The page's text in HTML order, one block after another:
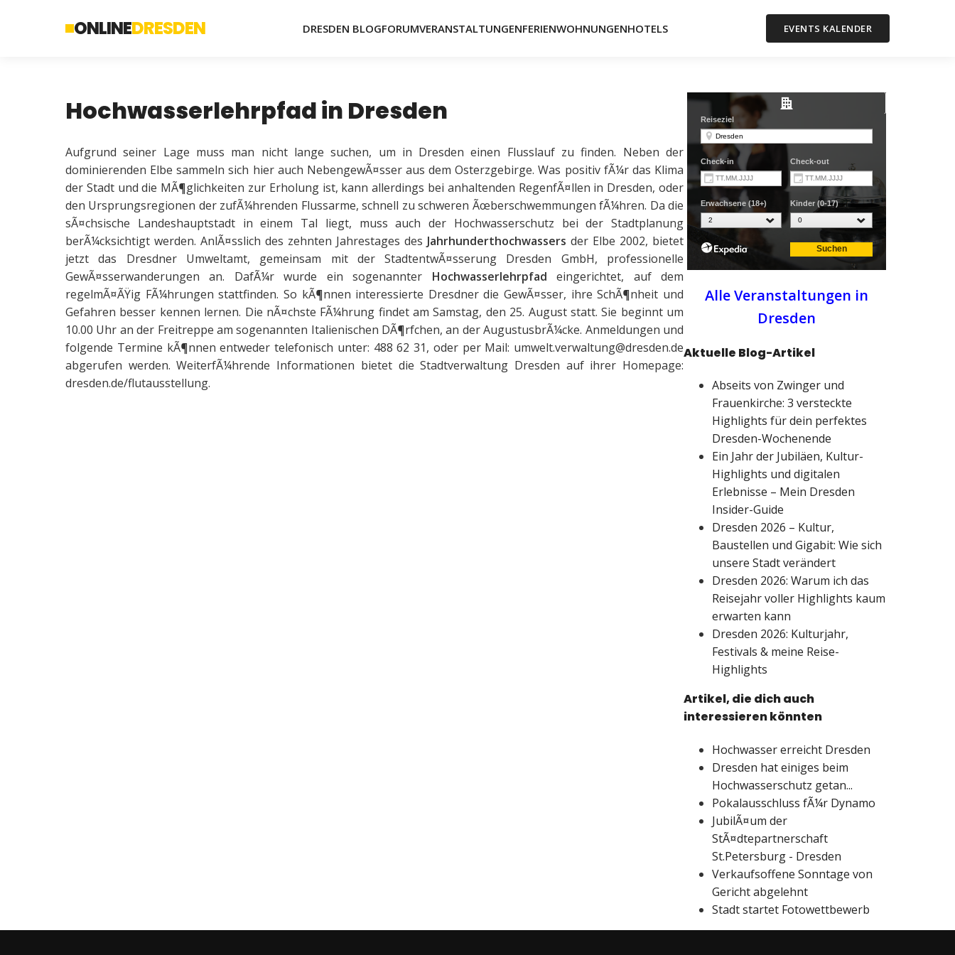
ONLINEDRESDEN DRESDEN BLOGFORUMVERANSTALTUNGENFERIENWOHNUNGENHOTELS EVENTS KALENDER
Hochwasserlehrpfad in Dresden
Aufgrund seiner Lage muss man nicht lange suchen, um in Dresden einen Flusslauf zu finden. Neben der
dominierenden Elbe sammeln sich hier auch NebengewÃ¤sser aus dem Osterzgebirge. Was positiv fÃ¼r das Klima
der Stadt und die MÃ¶glichkeiten zur Erholung ist, kann allerdings bei anhaltenden RegenfÃ¤llen in Dresden, oder
den Ursprungsregionen der zufÃ¼hrenden Flussarme, schnell zu schweren Ãœberschwemmungen fÃ¼hren. Da die
sÃ¤chsische Landeshauptstadt in einem Tal liegt, muss auch der Hochwasserschutz bei der Stadtplanung
berÃ¼cksichtigt werden. AnlÃ¤sslich des zehnten Jahrestages des Jahrhunderthochwassers der Elbe 2002, bietet
jetzt das Dresdner Umweltamt, gemeinsam mit der StadtentwÃ¤sserung Dresden GmbH, professionelle
GewÃ¤sserwanderungen an. DafÃ¼r wurde ein sogenannter Hochwasserlehrpfad eingerichtet, auf dem
regelmÃ¤ÃŸig FÃ¼hrungen stattfinden. So kÃ¶nnen interessierte Dresdner die GewÃ¤sser, ihre SchÃ¶nheit und
Gefahren besser kennen lernen. Die nÃ¤chste FÃ¼hrung findet am Samstag, den 25. August statt. Sie beginnt um
10.00 Uhr an der Freitreppe am sogenannten Italienischen DÃ¶rfchen, an der AugustusbrÃ¼cke. Anmeldungen und
folgende Termine kÃ¶nnen entweder telefonisch unter: 488 62 31, oder per Mail: umwelt.verwaltung@dresden.de
abgerufen werden. WeiterfÃ¼hrende Informationen bietet die Stadtverwaltung Dresden auf ihrer Homepage:
dresden.de/flutausstellung.
Alle Veranstaltungen in
Dresden
Aktuelle Blog-Artikel
Abseits von Zwinger und
Frauenkirche: 3 versteckte
Highlights für dein perfektes
Dresden-Wochenende
Ein Jahr der Jubiläen, Kultur-
Highlights und digitalen
Erlebnisse – Mein Dresden
Insider-Guide
Dresden 2026 – Kultur,
Baustellen und Gigabit: Wie sich
unsere Stadt verändert
Dresden 2026: Warum ich das
Reisejahr voller Highlights kaum
erwarten kann
Dresden 2026: Kulturjahr,
Festivals & meine Reise-
Highlights
Artikel, die dich auch
interessieren könnten
Hochwasser erreicht Dresden
Dresden hat einiges beim
Hochwasserschutz getan...
Pokalausschluss fÃ¼r Dynamo
JubilÃ¤um der
StÃ¤dtepartnerschaft
St.Petersburg - Dresden
Verkaufsoffene Sonntage von
Gericht abgelehnt
Stadt startet Fotowettbewerb